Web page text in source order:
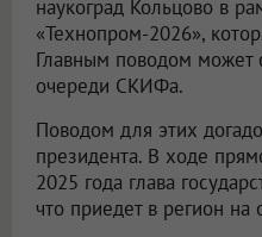
наукоград Кольцово в
«Технопром-2026»,
Главным поводом может
очереди СКИФа.
Поводом для этих
президента. В ходе
2025 года глава
что приедет в регион на